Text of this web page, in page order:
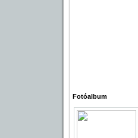
Fotóalbum